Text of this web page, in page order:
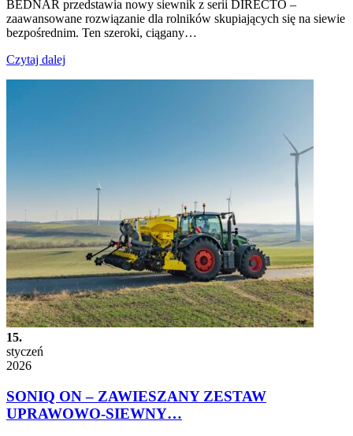
BEDNAR przedstawia nowy siewnik z serii DIRECTO –
zaawansowane rozwiązanie dla rolników skupiających się na siewie
bezpośrednim. Ten szeroki, ciągany…
Czytaj dalej
15.
styczeń
2026
SONIQ ON – ZAWIESZANY ZESTAW
UPRAWOWO-SIEWNY…